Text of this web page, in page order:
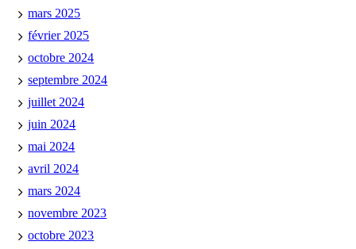
mars 2025
février 2025
octobre 2024
septembre 2024
juillet 2024
juin 2024
mai 2024
avril 2024
mars 2024
novembre 2023
octobre 2023